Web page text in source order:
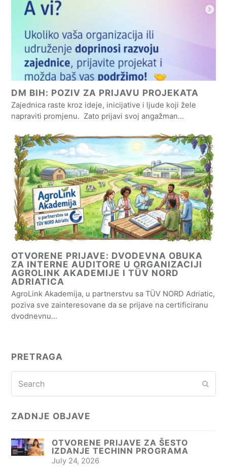
DM BIH: POZIV ZA PRIJAVU PROJEKATA
Zajednica raste kroz ideje, inicijative i ljude koji žele
napraviti promjenu. Zato prijavi svoj angažman…
OTVORENE PRIJAVE: DVODEVNA OBUKA
ZA INTERNE AUDITORE U ORGANIZACIJI
AGROLINK AKADEMIJE I TÜV NORD
ADRIATICA
AgroLink Akademija, u partnerstvu sa TÜV NORD Adriatic,
poziva sve zainteresovane da se prijave na certificiranu
dvodnevnu…
PRETRAGA
ZADNJE OBJAVE
OTVORENE PRIJAVE ZA ŠESTO
IZDANJE TECHINN PROGRAMA
July 24, 2026